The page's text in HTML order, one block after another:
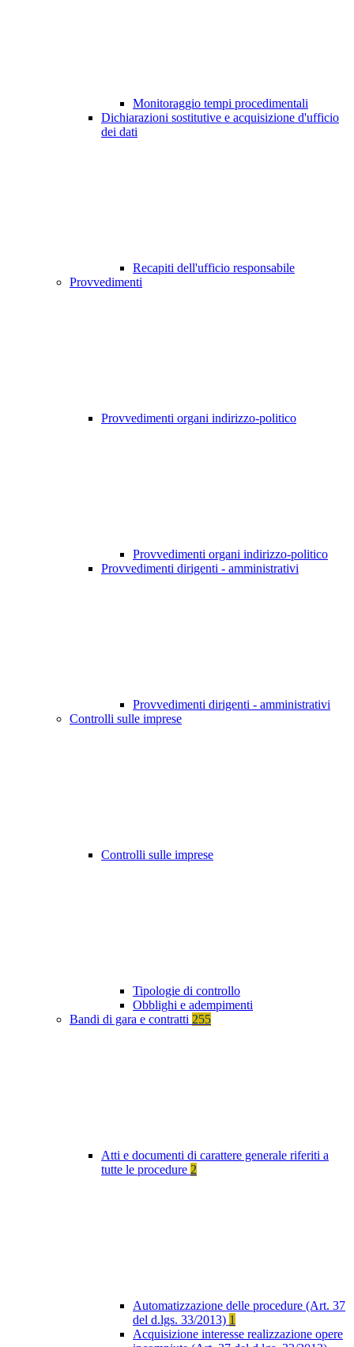
Monitoraggio tempi procedimentali
Dichiarazioni sostitutive e acquisizione d'ufficio
dei dati
Recapiti dell'ufficio responsabile
Provvedimenti
Provvedimenti organi indirizzo-politico
Provvedimenti organi indirizzo-politico
Provvedimenti dirigenti - amministrativi
Provvedimenti dirigenti - amministrativi
Controlli sulle imprese
Controlli sulle imprese
Tipologie di controllo
Obblighi e adempimenti
Bandi di gara e contratti 255
Atti e documenti di carattere generale riferiti a
tutte le procedure 2
Automatizzazione delle procedure (Art. 37
del d.lgs. 33/2013) 1
Acquisizione interesse realizzazione opere